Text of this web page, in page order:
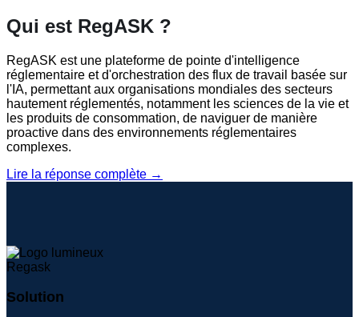
Qui est RegASK ?
RegASK est une plateforme de pointe d'intelligence
réglementaire et d'orchestration des flux de travail basée sur
l'IA, permettant aux organisations mondiales des secteurs
hautement réglementés, notamment les sciences de la vie et
les produits de consommation, de naviguer de manière
proactive dans des environnements réglementaires
complexes.
Lire la réponse complète →
Solution